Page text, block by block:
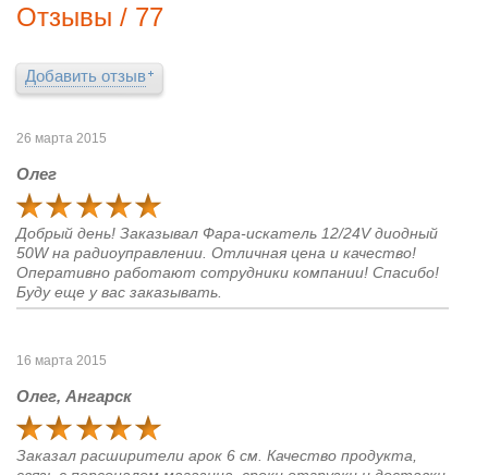
Отзывы / 77
Добавить отзыв
26 марта 2015
Олег
Добрый день! Заказывал Фара-искатель 12/24V диодный
50W на радиоуправлении. Отличная цена и качество!
Оперативно работают сотрудники компании! Спасибо!
Буду еще у вас заказывать.
16 марта 2015
Олег, Ангарск
Заказал расширители арок 6 см. Качество продукта,